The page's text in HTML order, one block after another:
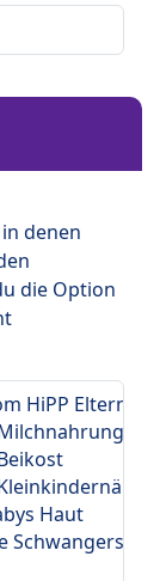
denen
die Option